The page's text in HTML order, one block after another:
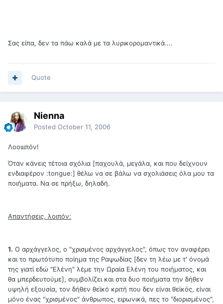
Σας είπα, δεν τα πάω καλά με τα λυρικορομαντικά....
Quote
Nienna
Posted October 11, 2006
Λοοιιιπόν!
Όταν κάνεις τέτοια σχόλια [παχουλά, μεγάλα, και που δείχνουν
ενδιαφέρον :tongue:] θέλω να σε βάλω να σχολιάσεις όλα μου τα
ποιήματα. Να σε πρήξω, δηλαδή.
Απαντήσεις, λοιπόν:
1. Ο αρχάγγελος, ο "χρισμένος αρχάγγελος", όπως τον αναφέρει
και το πρωτότυπο ποίημα της Ραψωδίας [δεν τη λέω με τ' όνομά
της γιατί εδώ "Ελένη" λέμε την Ωραία Ελένη του ποιήματος, και
θα μπερδευτούμε], συμβολίζει και στα δυο ποιήματα την δήθεν
υψηλή εξουσία, τον δήθεν θεϊκό κριτή που δεν είναι θεϊκός, είναι
μόνο ένας "χρισμένος" άνθρωπος, ειρωνικά, πες το "διορισμένος",